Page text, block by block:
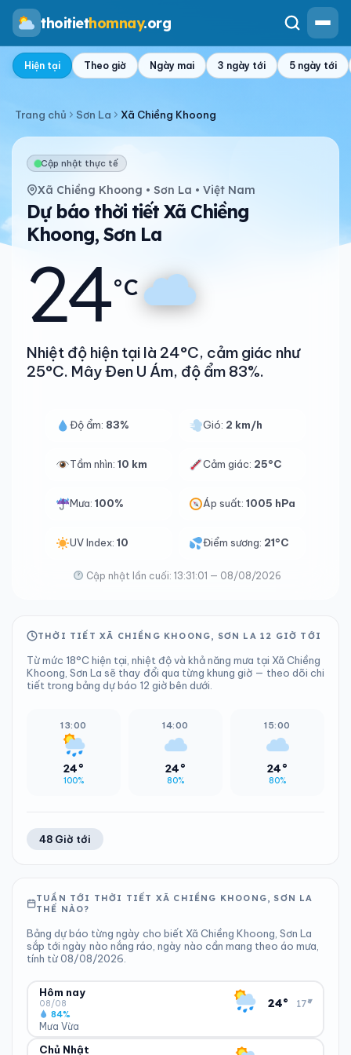
thoitiethomnay.org
Hiện tại Theo giờ Ngày mai 3 ngày tới 5 ngày tới
Trang chủ Sơn La Xã Chiềng Khoong
Cập nhật thực tế
Xã Chiềng Khoong • Sơn La • Việt Nam
Dự báo thời tiết Xã Chiềng
Khoong, Sơn La
24°C
Nhiệt độ hiện tại là 24°C, cảm giác như
25°C. Mây Đen U Ám, độ ẩm 83%.
Độ ẩm: 83% Gió: 2 km/h
Tầm nhìn: 10 km Cảm giác: 25°C
Mưa: 100% Áp suất:1005 hPa
UV Index: 10 Điểm sương: 21°C
Cập nhật lần cuối: 13:31:01 — 08/08/2026
THỜI TIẾT XÃ CHIỀNG KHOONG, SƠN LA 12 GIỜ TỚI
Từ mức 18°C hiện tại, nhiệt độ và khả năng mưa tại Xã Chiềng
Khoong, Sơn La sẽ thay đổi qua từng khung giờ — theo dõi chi
tiết trong bảng dự báo 12 giờ bên dưới.
13:00
24°
100%
14:00
24°
80%
15:00
24°
80%
48 Giờ tới
TUẦN TỚI THỜI TIẾT XÃ CHIỀNG KHOONG, SƠN LA
THẾ NÀO?
Bảng dự báo từng ngày cho biết Xã Chiềng Khoong, Sơn La
sắp tới ngày nào nắng ráo, ngày nào cần mang theo áo mưa,
tính từ 08/08/2026.
Hôm nay
08/08
Mưa Vừa
84%
24° 17°
▾
ĐỘ ẨM
Chủ Nhật